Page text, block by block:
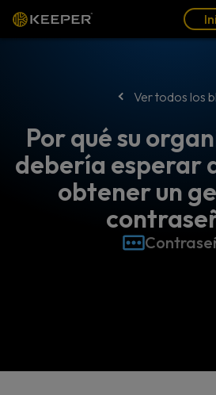
Ver todos los
Por qué su
debería esperar
obtener un